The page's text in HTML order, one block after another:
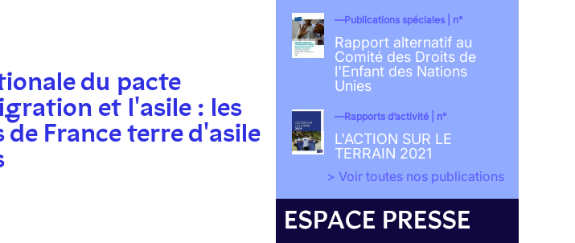
du pacte
et l'asile : les
France terre d'asile
Publications spéciales | n°
Rapport alternatif au
Comité des Droits de
l'Enfant des Nations
Unies
Rapports d’activité | n°
L'ACTION SUR LE
TERRAIN 2021
> Voir toutes nos publications
ESPACE PRESSE